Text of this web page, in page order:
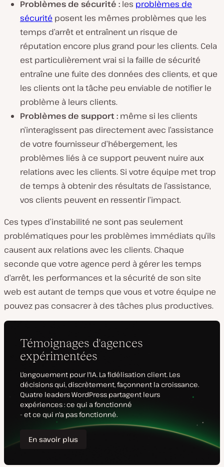
Problèmes de sécurité : les problèmes de
sécurité posent les mêmes problèmes que les
temps d’arrêt et entraînent un risque de
réputation encore plus grand pour les clients. Cela
est particulièrement vrai si la faille de sécurité
entraîne une fuite des données des clients, et que
les clients ont la tâche peu enviable de notifier le
problème à leurs clients.
Problèmes de support : même si les clients
n’interagissent pas directement avec l’assistance
de votre fournisseur d’hébergement, les
problèmes liés à ce support peuvent nuire aux
relations avec les clients. Si votre équipe met trop
de temps à obtenir des résultats de l’assistance,
vos clients peuvent en ressentir l’impact.
Ces types d’instabilité ne sont pas seulement
problématiques pour les problèmes immédiats qu’ils
causent aux relations avec les clients. Chaque
seconde que votre agence perd à gérer les temps
d’arrêt, les performances et la sécurité de son site
web est autant de temps que vous et votre équipe ne
pouvez pas consacrer à des tâches plus productives.